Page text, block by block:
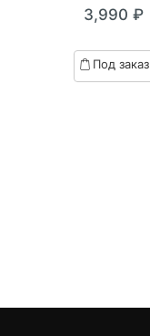
out
based
on
3,990 ₽
Под заказ